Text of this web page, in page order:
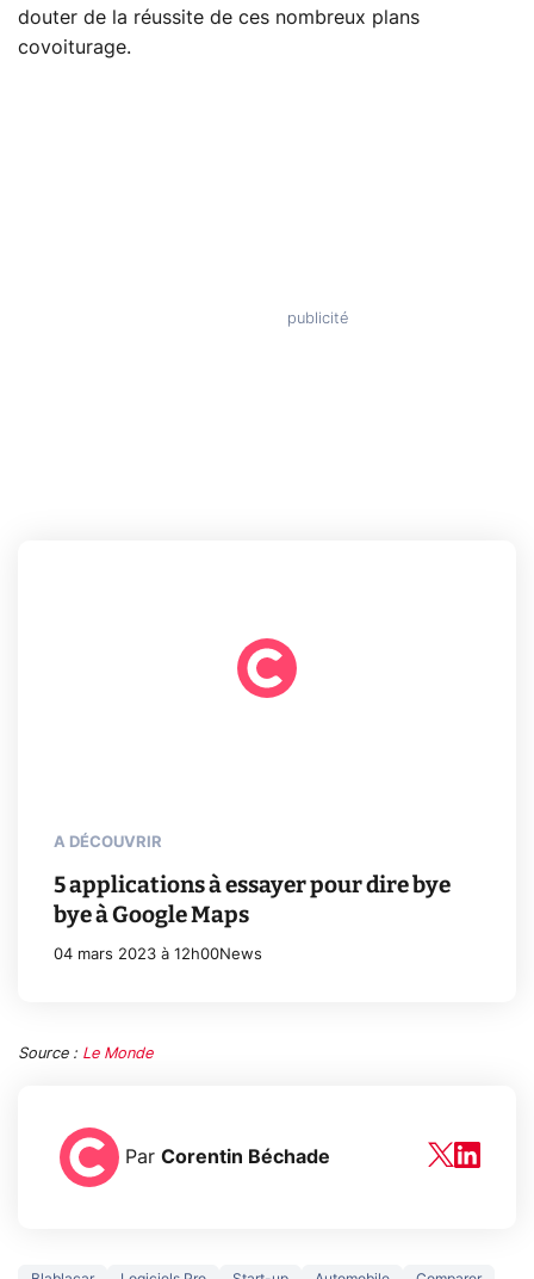
douter de la réussite de ces nombreux plans
covoiturage.
A DÉCOUVRIR
5 applications à essayer pour dire bye
bye à Google Maps
04 mars 2023 à 12h00News
Source : Le Monde
Par Corentin Béchade